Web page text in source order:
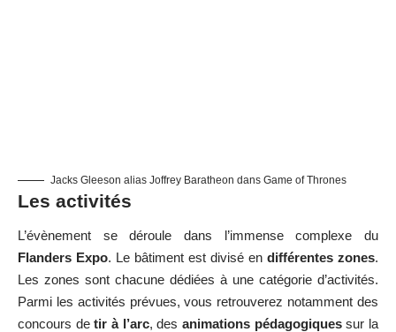
Jacks Gleeson alias Joffrey Baratheon dans Game of Thrones
Les activités
L’évènement se déroule dans l’immense complexe du
Flanders Expo. Le bâtiment est divisé en différentes zones.
Les zones sont chacune dédiées à une catégorie d’activités.
Parmi les activités prévues, vous retrouverez notamment des
concours detir à l’arc, desanimations pédagogiquessur la